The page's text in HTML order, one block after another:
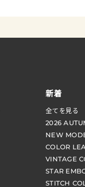
新着
全てを見る
2026
NEW
COLOR
VINTAGE
STAR
STITCH